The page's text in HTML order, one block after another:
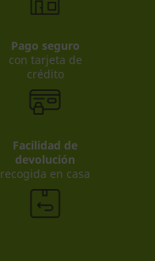
Pago seguro
con tarjeta de
crédito
Facilidad de
devolución
recogida en casa